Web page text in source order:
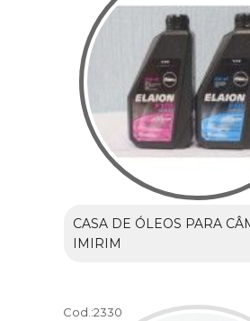
CASA DE ÓLEOS PARA
IMIRIM
Cod.:2330